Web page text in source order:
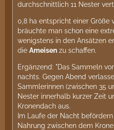
durchschnittlich 11 Nester
0,8 ha entspricht einer Größe
bräuchte man schon eine
wenigstens in den Ansätzen
die Ameisen zu schaffen.
Ergänzend: "Das Sammeln
nachts. Gegen Abend
Sammlerinnen (zwischen 35
Nester innerhalb kurzer Zeit
Kronendach aus.
Im Laufe der Nacht
Nahrung zwischen dem